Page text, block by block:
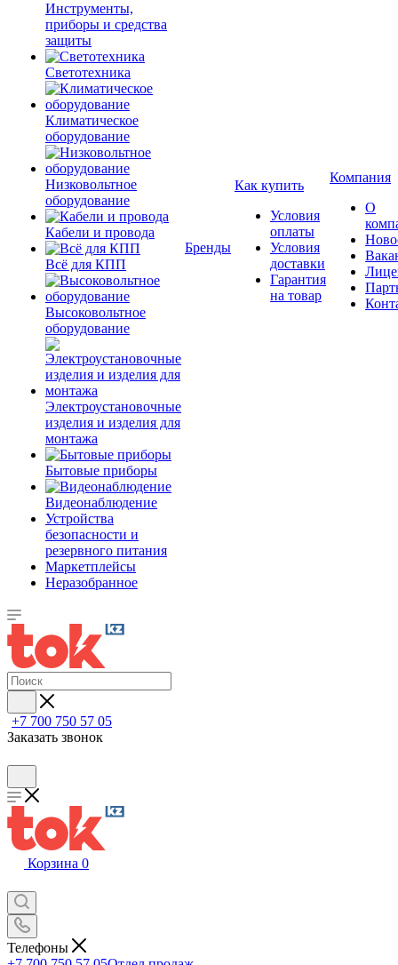
Инструменты,
приборы и средства
защиты
Светотехника
Климатическое
оборудование
Низковольтное
оборудование
Кабели и провода
Всё для КПП
Высоковольтное
оборудование
Электроустановочные
изделия и изделия для
монтажа
Бытовые приборы
Видеонаблюдение
Устройства
безопасности и
резервного питания
Маркетплейсы
Неразобранное
Бренды
Как купить
Условия
оплаты
Условия
доставки
Гарантия
на товар
Компания
О
+7 700 750 57 05
Заказать звонок
Корзина 0
Телефоны